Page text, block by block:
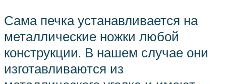
Сама печка устанавливается на
металлические ножки любой
конструкции. В нашем случае они
изготавливаются из